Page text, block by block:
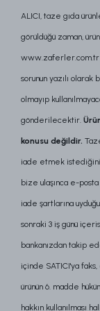
ALICI, taze gıda
görüldüğü zaman,
www.zaferler.com.tr
sorunun yazılı
olmayıp
gönderilecektir.
konusu değildir.
iade etmek
bize ulaşınca e-
iade şartlarına
sonraki 3 iş günü
bankanızdan takip
içinde SATICI'ya
ürünün 6. madde
hakkın kullanılması